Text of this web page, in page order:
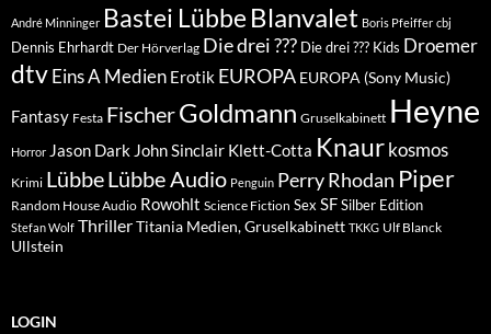
André Minninger Bastei Lübbe Blanvalet Boris Pfeiffer cbj
Dennis Ehrhardt Der Hörverlag Die drei ??? Die drei ??? Kids Droemer
dtvEins A Medien Erotik EUROPA EUROPA (Sony Music)
Fantasy Festa FischerGoldmann Gruselkabinett Heyne
Horror Jason Dark John Sinclair Klett-Cotta Knaur kosmos
Krimi LübbeLübbe Audio Penguin Perry Rhodan Piper
Random House Audio Rowohlt Science Fiction Sex SFSilber Edition
Stefan Wolf ThrillerTitania Medien, Gruselkabinett TKKG Ulf Blanck
Ullstein
LOGIN